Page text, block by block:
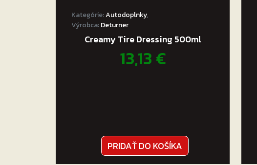
aplikačnou
Kategórie:Autodoplnky,
Výrobca:Deturner
Creamy Tire Dressing 500ml
13,13€
PRIDAŤ DO KOŠÍKA